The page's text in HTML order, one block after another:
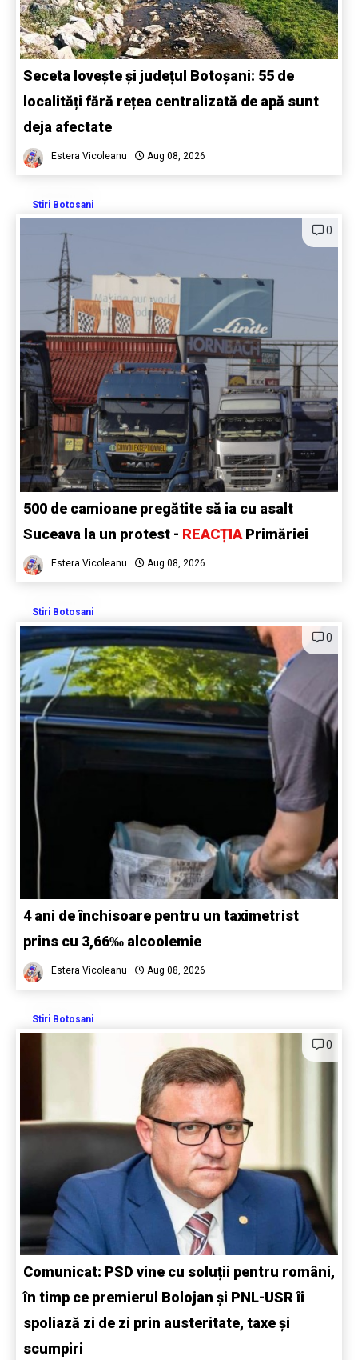
Seceta lovește și județul Botoșani: 55 de
localități fără rețea centralizată de apă sunt
deja afectate
Estera Vicoleanu Aug 08, 2026
Stiri Botosani
0
500 de camioane pregătite să ia cu asalt
Suceava la un protest - REACȚIAPrimăriei
Estera Vicoleanu Aug 08, 2026
Stiri Botosani
0
4 ani de închisoare pentru un taximetrist
prins cu 3,66‰ alcoolemie
Estera Vicoleanu Aug 08, 2026
Stiri Botosani
0
Comunicat: PSD vine cu soluții pentru români,
în timp ce premierul Bolojan și PNL-USR îi
spoliază zi de zi prin austeritate, taxe și
scumpiri